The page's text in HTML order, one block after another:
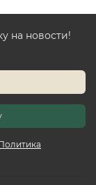
на новости!